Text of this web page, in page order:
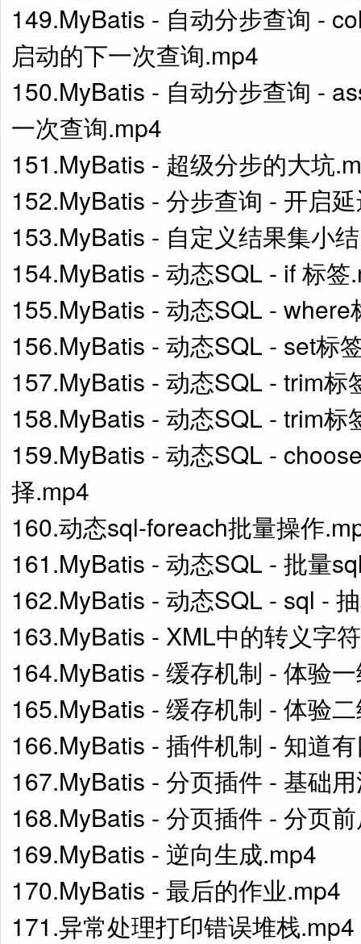
149.MyBatis - 自动分步查询 -
启动的下一次查询.mp4
150.MyBatis - 自动分步查询 -
一次查询.mp4
151.MyBatis - 超级分步的大坑
152.MyBatis - 分步查询 - 开启
153.MyBatis - 自定义结果集小
154.MyBatis - 动态SQL - if 标签
155.MyBatis - 动态SQL - where
156.MyBatis - 动态SQL - set标
157.MyBatis - 动态SQL - trim标
158.MyBatis - 动态SQL - trim标
159.MyBatis - 动态SQL -
择.mp4
160.动态sql-foreach批量操作
161.MyBatis - 动态SQL - 批量
162.MyBatis - 动态SQL - sql -
163.MyBatis - XML中的转义字
164.MyBatis - 缓存机制 - 体验
165.MyBatis - 缓存机制 - 体验
166.MyBatis - 插件机制 - 知道
167.MyBatis - 分页插件 - 基础
168.MyBatis - 分页插件 - 分页
169.MyBatis - 逆向生成.mp4
170.MyBatis - 最后的作业.mp4
171.异常处理打印错误堆栈.mp4